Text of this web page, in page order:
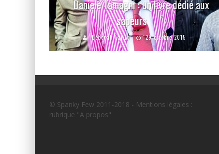
Daniele Tamagni : un livre dédié aux
sapeurs
Déborah Larue 29 octobre 2015
© Spanky Few 2011-2018 - Mentions légales :
rubrique "A propos"